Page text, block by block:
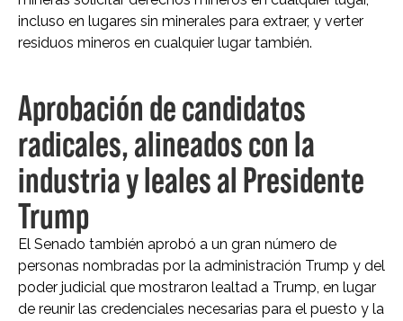
incluso en lugares sin minerales para extraer, y verter
residuos mineros en cualquier lugar también.
Aprobación de candidatos
radicales, alineados con la
industria y leales al Presidente
Trump
El Senado también aprobó a un gran número de
personas nombradas por la administración Trump y del
poder judicial que mostraron lealtad a Trump, en lugar
de reunir las credenciales necesarias para el puesto y la